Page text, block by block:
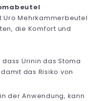
Uro Mehrkammerbeutel
die Komfort und
Urinin das Stoma
das Risiko von
der Anwendung, kann